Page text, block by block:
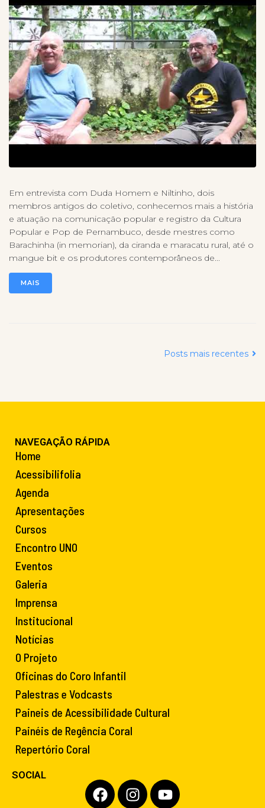
Em entrevista com Duda Homem e Niltinho, dois
membros antigos do coletivo, conhecemos mais a história
e atuação na comunicação popular e registro da Cultura
Popular e Pop de Pernambuco, desde mestres como
Barachinha (in memorian), da ciranda e maracatu rural, até o
mangue bit e os produtores contemporâneos de...
MAIS
Posts mais recentes
NAVEGAÇÃO RÁPIDA
Home
Acessibilifolia
Agenda
Apresentações
Cursos
Encontro UNO
Eventos
Galeria
Imprensa
Institucional
Notícias
O Projeto
Oficinas do Coro Infantil
Palestras e Vodcasts
Paineis de Acessibilidade Cultural
Painéis de Regência Coral
Repertório Coral
SOCIAL